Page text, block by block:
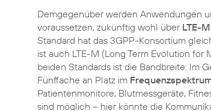
Demgegenüber werden Anwendungen
voraussetzen, zukünftig wohl über LTE-M
Standard hat das 3GPP-Konsortium
ist auch LTE-M (Long Term Evolution for
beiden Standards ist die Bandbreite: Im
Fünffache an Platz im
Patientenmonitore, Blutmessgeräte,
sind möglich – hier könnte die